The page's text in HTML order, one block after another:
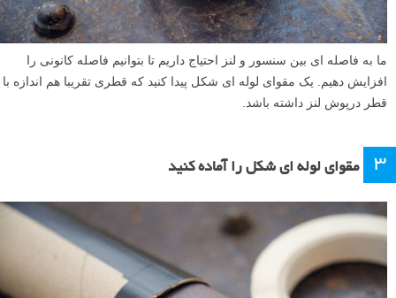
ما به فاصله ای بین سنسور و لنز احتیاج داریم تا بتوانیم فاصله کانونی را
افزایش دهیم. یک مقوای لوله ای شکل پیدا کنید که قطری تقریبا هم اندازه با
قطر درپوش لنز داشته باشد.
۳ مقوای لوله ای شکل را آماده کنید